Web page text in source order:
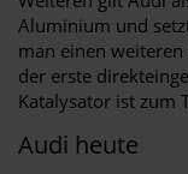
Aluminium und
man einen
der erste
Katalysator ist zum
Audi heute